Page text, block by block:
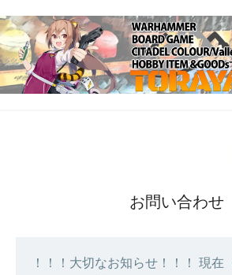
お問い合わせ
！！！大切なお知らせ！！！ 現在